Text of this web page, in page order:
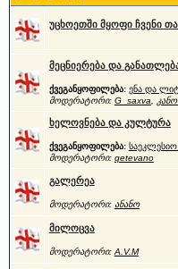
უცხოეთში მყოფი ჩვენი
მეცნიერება და
ქვეგანყოფილება: ენა და
მოდერატორი: G_saxva
ხელოვნება და კულტურა
ქვეგანყოფილება:
მოდერატორი: qetevano
გალერეა
მოდერატორი: ანანო
მილოცვა
მოდერატორი: A.V.M